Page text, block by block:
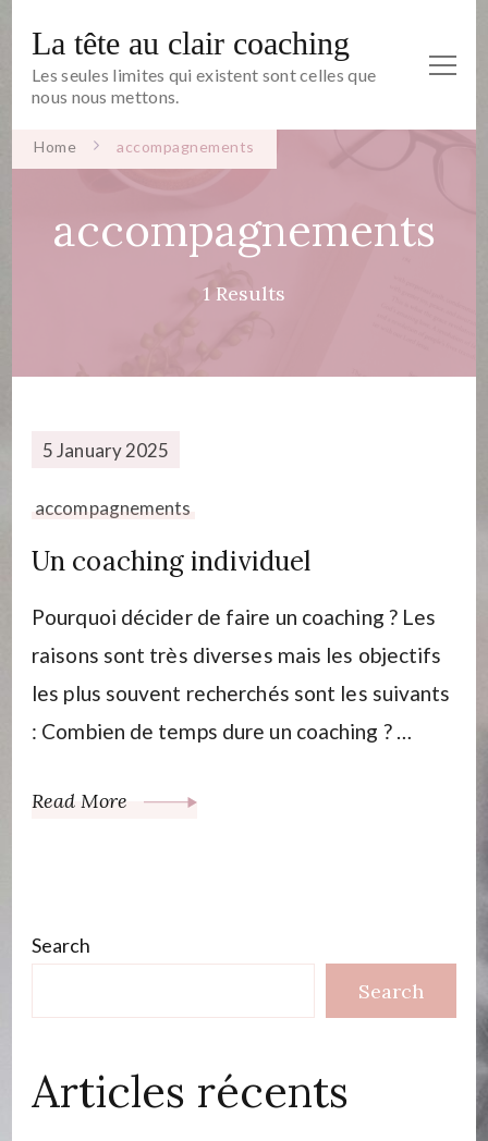
La tête au clair coaching
Les seules limites qui existent sont celles que
nous nous mettons.
Home accompagnements
accompagnements
1 Results
5 January 2025
accompagnements
Un coaching individuel
Pourquoi décider de faire un coaching ? Les
raisons sont très diverses mais les objectifs
les plus souvent recherchés sont les suivants
: Combien de temps dure un coaching ? …
Read More
Search
Search
Articles récents